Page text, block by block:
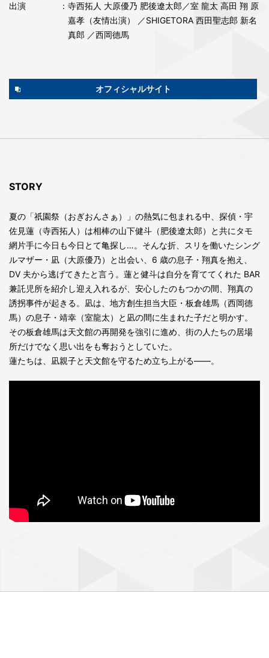
出演
：寺西拓人 大原優乃 肥後遼太郎／室 龍太 高田 翔 原
嘉孝（友情出演） ／SHIGETORA 西田聖志郎 新名
真郎 ／西岡德馬
オフィシャルサイト
STORY
夏の「祇園祭（おぎおんさぁ）」の熱気に包まれる中、探偵・宇
佐見蓮（寺西拓人）は相棒の山下健斗（肥後遼太郎）と共にタモ
網片手に今日も今日とて亀探し…。そんな折、スリを働いたシング
ルマザー・凪（大原優乃）と出会い、6 歳の息子・翔真を抱え、
DV 夫から逃げてきたと言う。蓮と健斗は自分を育ててくれた BAR
兼託児所を紹介し迎え入れるが、安心したのもつかの間、翔真の
誘拐事件が起きる。凪は、地方創生担当大臣・板倉雄馬（西岡德
馬）の息子・靖幸（室龍太）と凪の間に生まれた子だと明かす。
その板倉雄馬は天文館の再開発を強引に進め、街の人たちの居場
所だけでなく思い出をも奪おうとしていた。
蓮たちは、凪親子と天文館を守るため立ち上がる――。